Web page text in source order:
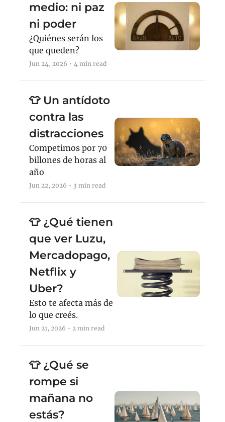
medio: ni paz
ni poder
¿Quiénes serán los
que queden?
Jun 24, 2026 • 4 min read
👕 Un antídoto
contra las
distracciones
Competimos por 70
billones de horas al
año
Jun 22, 2026 • 3 min read
👕 ¿Qué tienen
que ver Luzu,
Mercadopago,
Netflix y
Uber?
Esto te afecta más de
lo que creés.
Jun 21, 2026 • 2 min read
👕 ¿Qué se
rompe si
mañana no
estás?